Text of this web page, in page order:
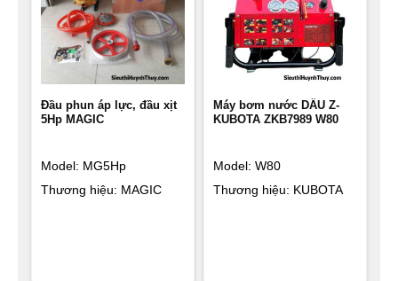
Đầu phun áp lực, đầu xịt
5Hp MAGIC
Model: MG5Hp
Thương hiệu: MAGIC
Máy bơm nước DẦU Z-
KUBOTA ZKB7989 W80
Model: W80
Thương hiệu: KUBOTA